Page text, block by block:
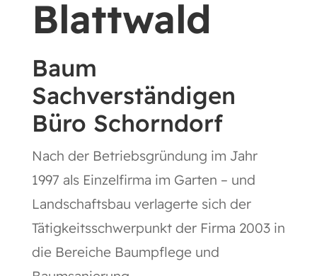
Blattwald
Baum
Sachverständigen
Büro Schorndorf
Nach der Betriebsgründung im Jahr
1997 als Einzelfirma im Garten – und
Landschaftsbau verlagerte sich der
Tätigkeitsschwerpunkt der Firma 2003 in
die Bereiche Baumpflege und